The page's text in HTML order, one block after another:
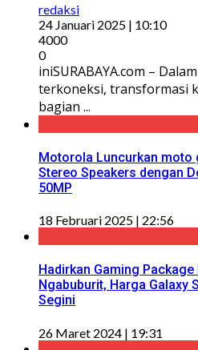
redaksi
24 Januari 2025 | 10:10
4000
0
iniSURABAYA.com –
terkoneksi, transformasi
bagian ...
Motorola Luncurkan moto
Stereo Speakers dengan
50MP
18 Februari 2025 | 22:56
Hadirkan Gaming
Ngabuburit, Harga Galaxy
Segini
26 Maret 2024 | 19:31